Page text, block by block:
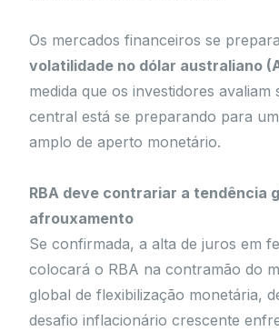
Os mercados financeiros se
volatilidade no dólar australiano
medida que os investidores avaliam
central está se preparando para
amplo de aperto monetário.
RBA deve contrariar a tendência
afrouxamento
Se confirmada, a alta de juros em
colocará o RBA na contramão do
global de flexibilização monetária,
desafio inflacionário crescente